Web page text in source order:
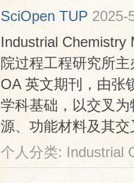
SciOpen TUP 2025-
Industrial Chemistry
院过程工程研究所
OA 英文期刊，由张
学科基础，以交叉
源、功能材料及其
个人分类:Industrial